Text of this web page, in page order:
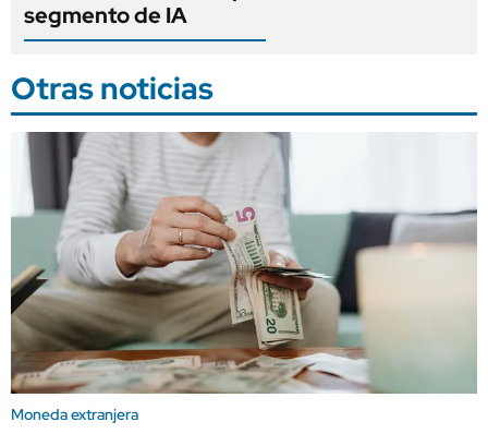
segmento de IA
Otras noticias
Moneda extranjera